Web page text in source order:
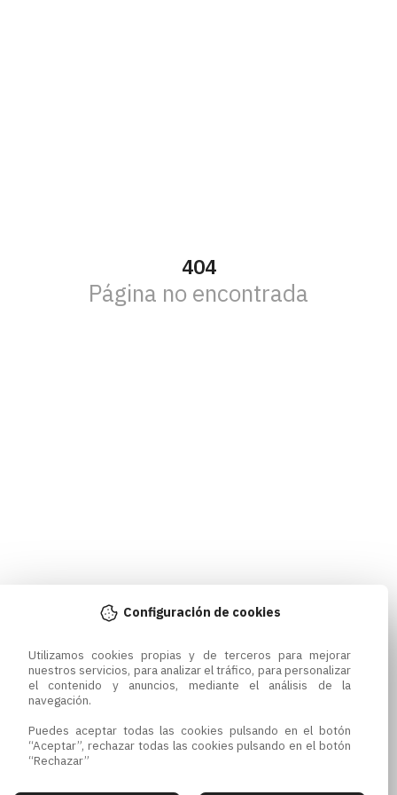
Configuración de cookies
Utilizamos cookies propias y de terceros para mejorar
nuestros servicios, para analizar el tráfico, para personalizar
el contenido y anuncios, mediante el análisis de la
navegación.
Puedes aceptar todas las cookies pulsando en el botón
“Aceptar”, rechazar todas las cookies pulsando en el botón
“Rechazar”
404
Página no encontrada